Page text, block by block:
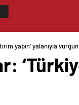
yapın’ yalanıyla